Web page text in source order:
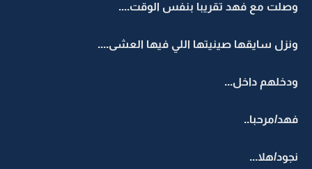
وصلت مع فهد تقريبا بنفس الوقت....
ونزل سايقها صينيتها اللي فيها العشى....
ودخلهم داخل...
فهد/مرحبا..
نجود/هلا...